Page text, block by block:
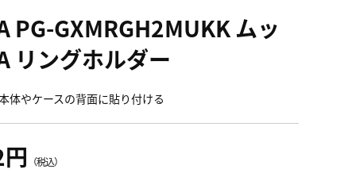
PG-GXMRGH2MUKK ムッ
リングホルダー
体やケースの背面に貼り付ける
（税込）